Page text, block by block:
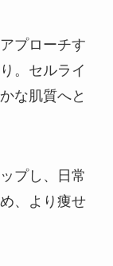
プローチす
。セルライ
な肌質へと
プし、日常
、より痩せ